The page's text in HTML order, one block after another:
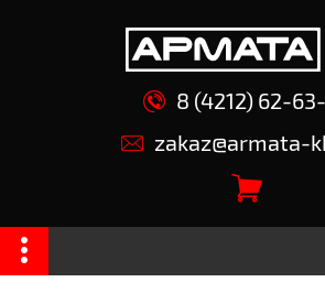
8 (4212) 62-
zakaz@armata-